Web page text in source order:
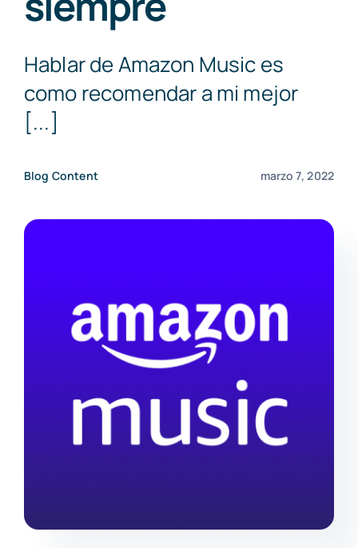
MEDIA LAWYER
BLOG
Hablar de Amazon Music es
como recomendar a mi mejor
[...]
Blog Content marzo 7, 2022